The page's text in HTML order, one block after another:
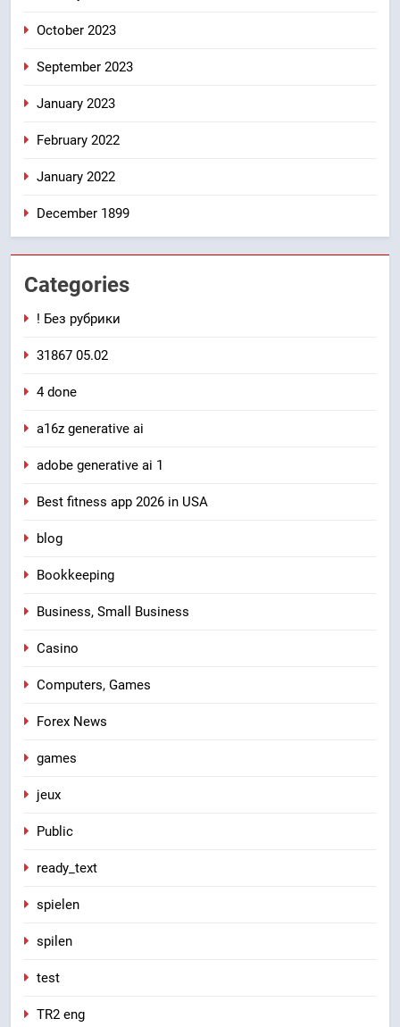
October 2023
September 2023
January 2023
February 2022
January 2022
December 1899
Categories
! Без рубрики
31867 05.02
4 done
a16z generative ai
adobe generative ai 1
Best fitness app 2026 in USA
blog
Bookkeeping
Business, Small Business
Casino
Computers, Games
Forex News
games
jeux
Public
ready_text
spielen
spilen
test
TR2 eng